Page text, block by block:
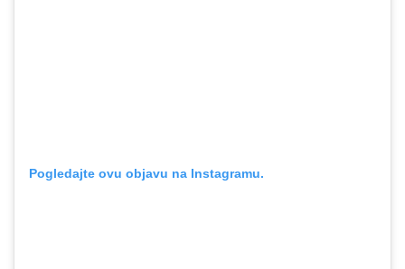
Pogledajte ovu objavu na Instagramu.